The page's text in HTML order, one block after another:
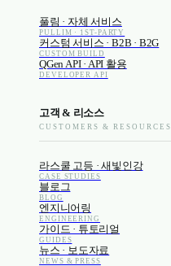
풀림 · 자체 서비스
PULLIM · 1ST-PARTY
커스텀 서비스 · B2B · B2G
CUSTOM BUILD
QGen API · API 활용
DEVELOPER API
고객 & 리소스
CUSTOMERS & RESOURCES
라스쿨 고등 · 새빛인강
CASE STUDIES
블로그
BLOG
엔지니어링
ENGINEERING
가이드 · 튜토리얼
GUIDES
뉴스 · 보도자료
NEWS & PRESS